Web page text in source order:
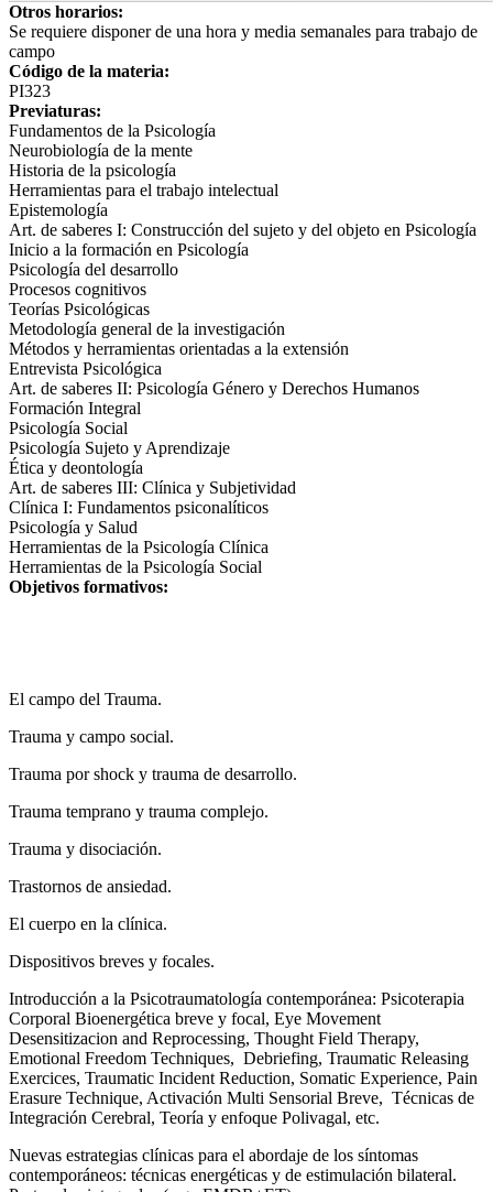
Otros horarios:
Se requiere disponer de una hora y media semanales para trabajo de
campo
Código de la materia:
PI323
Previaturas:
Fundamentos de la Psicología
Neurobiología de la mente
Historia de la psicología
Herramientas para el trabajo intelectual
Epistemología
Art. de saberes I: Construcción del sujeto y del objeto en Psicología
Inicio a la formación en Psicología
Psicología del desarrollo
Procesos cognitivos
Teorías Psicológicas
Metodología general de la investigación
Métodos y herramientas orientadas a la extensión
Entrevista Psicológica
Art. de saberes II: Psicología Género y Derechos Humanos
Formación Integral
Psicología Social
Psicología Sujeto y Aprendizaje
Ética y deontología
Art. de saberes III: Clínica y Subjetividad
Clínica I: Fundamentos psiconalíticos
Psicología y Salud
Herramientas de la Psicología Clínica
Herramientas de la Psicología Social
Objetivos formativos:
El campo del Trauma.
Trauma y campo social.
Trauma por shock y trauma de desarrollo.
Trauma temprano y trauma complejo.
Trauma y disociación.
Trastornos de ansiedad.
El cuerpo en la clínica.
Dispositivos breves y focales.
Introducción a la Psicotraumatología contemporánea: Psicoterapia
Corporal Bioenergética breve y focal, Eye Movement
Desensitizacion and Reprocessing, Thought Field Therapy,
Emotional Freedom Techniques, Debriefing, Traumatic Releasing
Exercices, Traumatic Incident Reduction, Somatic Experience, Pain
Erasure Technique, Activación Multi Sensorial Breve, Técnicas de
Integración Cerebral, Teoría y enfoque Polivagal, etc.
Nuevas estrategias clínicas para el abordaje de los síntomas
contemporáneos: técnicas energéticas y de estimulación bilateral.